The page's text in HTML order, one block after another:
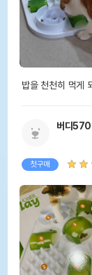
밥을 천천히 먹게
버디
첫구매